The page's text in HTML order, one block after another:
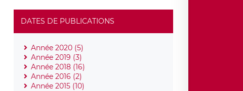
DATES DE PUBLICATIONS
Année 2020 (5)
Année 2019 (3)
Année 2018 (16)
Année 2016 (2)
Année 2015 (10)